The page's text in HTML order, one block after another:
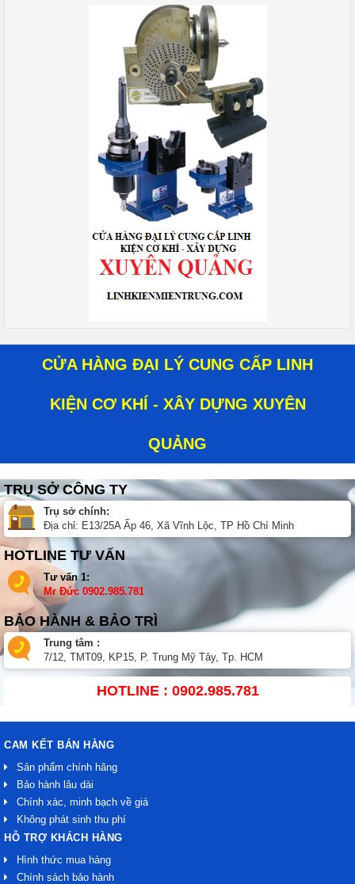
CỬA HÀNG ĐẠI LÝ CUNG CẤP LINH
KIỆN CƠ KHÍ - XÂY DỰNG XUYÊN
QUẢNG
TRỤ SỞ CÔNG TY
Trụ sở chính:
Địa chỉ: E13/25A Ấp 46, Xã Vĩnh Lộc, TP Hồ Chí Minh
HOTLINE TƯ VẤN
Tư vấn 1:
Mr Đức 0902.985.781
BẢO HÀNH & BẢO TRÌ
Trung tâm :
7/12, TMT09, KP15, P. Trung Mỹ Tây, Tp. HCM
HOTLINE : 0902.985.781
CAM KẾT BÁN HÀNG
Sản phẩm chính hãng
Bảo hành lâu dài
Chính xác, minh bạch về giá
Không phát sinh thu phí
HỖ TRỢ KHÁCH HÀNG
Hình thức mua hàng
Chính sách bảo hành